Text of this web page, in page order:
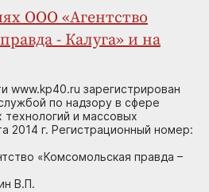
ООО «Агентство
- Калуга» и на
www.kp40.ru зарегистрирован
по надзору в сфере
и массовых
2014 г. Регистрационный номер:
«Комсомольская правда –
В.П.